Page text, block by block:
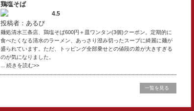
鶏塩そば
4.5
投稿者：あるび
麺処清水三条店、鶏塩そば600円＋皿ワンタン(3個)クーポン。定期的に
食べたくなる清水のラーメン、あっさり澄み切ったスープに綺麗に麺が
盛られています。ただ、トッピング全部乗せとの値段の差が大きすぎる
のが気になりました。
... 続きを読む>>
一覧を見る